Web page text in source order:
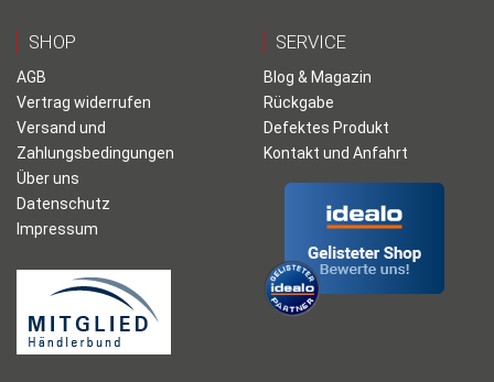
SHOP
AGB
Vertrag widerrufen
Versand und
Zahlungsbedingungen
Über uns
Datenschutz
Impressum
SERVICE
Blog & Magazin
Rückgabe
Defektes Produkt
Kontakt und Anfahrt